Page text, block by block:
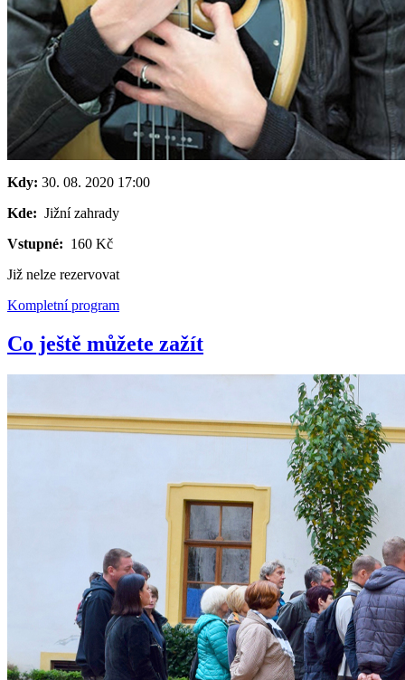
Kdy: 30. 08. 2020 17:00
Kde: Jižní zahrady
Vstupné: 160 Kč
Již nelze rezervovat
Kompletní program
Co ještě můžete zažít